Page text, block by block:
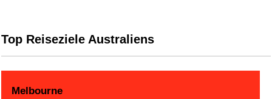
Top Reiseziele Australiens
Melbourne